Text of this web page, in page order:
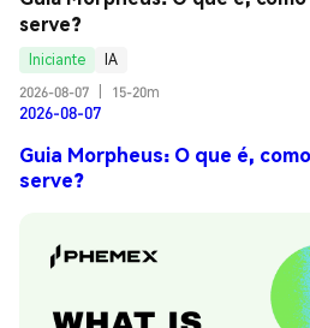
serve?
Iniciante
IA
2026-08-07
15-20m
2026-08-07
Guia Morpheus: O que é,
serve?